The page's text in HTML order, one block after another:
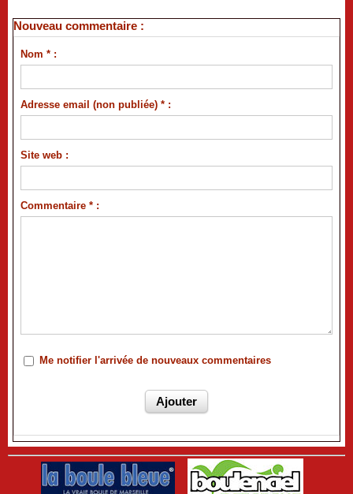
Nouveau commentaire :
Nom * :
Adresse email (non publiée) * :
Site web :
Commentaire * :
Me notifier l'arrivée de nouveaux commentaires